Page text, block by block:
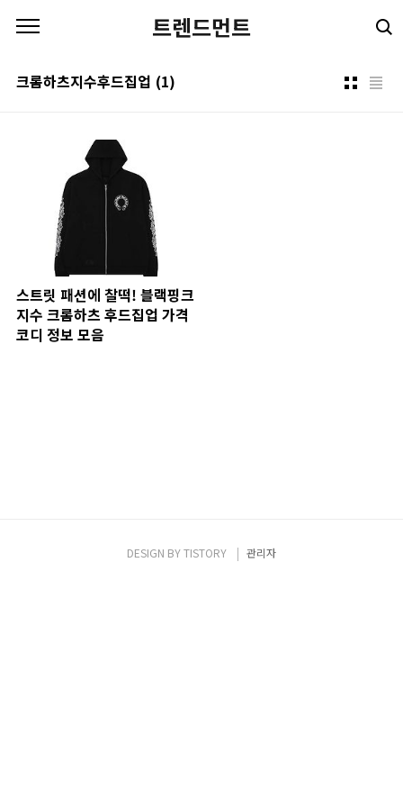
트렌드먼트
크롬하츠지수후드집업 (1)
스트릿 패션에 찰떡! 블랙핑크
지수 크롬하츠 후드집업 가격
코디 정보 모음
DESIGN BYTISTORY 관리자